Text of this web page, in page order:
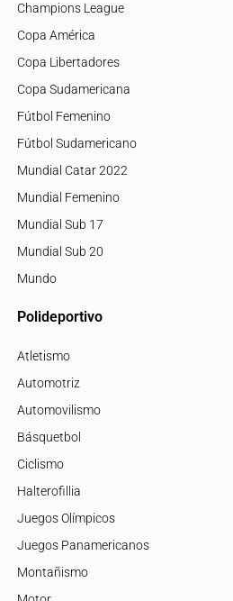
Champions League
Copa América
Copa Libertadores
Copa Sudamericana
Fútbol Femenino
Fútbol Sudamericano
Mundial Catar 2022
Mundial Femenino
Mundial Sub 17
Mundial Sub 20
Mundo
Polideportivo
Atletismo
Automotriz
Automovilismo
Básquetbol
Ciclismo
Halterofillia
Juegos Olímpicos
Juegos Panamericanos
Montañismo